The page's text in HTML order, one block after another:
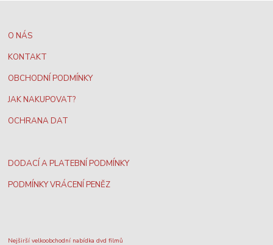
O NÁS
KONTAKT
OBCHODNÍ PODMÍNKY
JAK NAKUPOVAT?
OCHRANA DAT
DODACÍ A PLATEBNÍ PODMÍNKY
PODMÍNKY VRÁCENÍ PENĚZ
Nejširší velkoobchodní nabídka dvd filmů